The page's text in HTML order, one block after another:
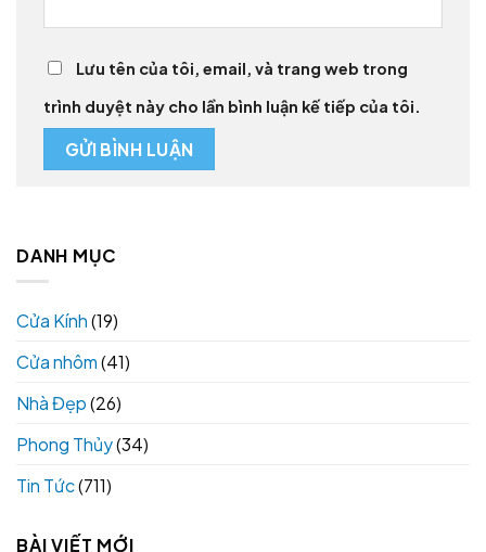
Lưu tên của tôi, email, và trang web trong
trình duyệt này cho lần bình luận kế tiếp của tôi.
DANH MỤC
Cửa Kính(19)
Cửa nhôm(41)
Nhà Đẹp(26)
Phong Thủy(34)
Tin Tức(711)
BÀI VIẾT MỚI